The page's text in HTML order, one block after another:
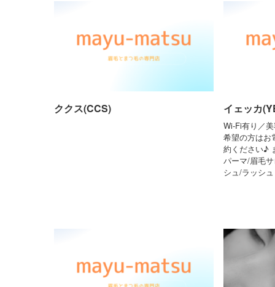
ククス(CCS) イェッカ
Wi-Fi有り／
希望の方はお
約ください♪
パーマ/眉毛
シュ/ラッシ